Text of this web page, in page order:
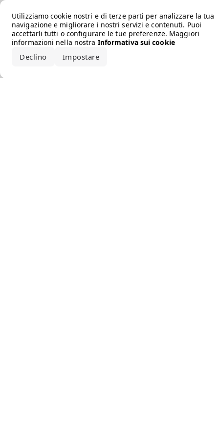
Utilizziamo cookie nostri e di terze parti per analizzare la tua
navigazione e migliorare i nostri servizi e contenuti. Puoi
accettarli tutti o configurare le tue preferenze. Maggiori
informazioni nella nostra Informativa sui cookie
Declino Impostare
Error loading the brand